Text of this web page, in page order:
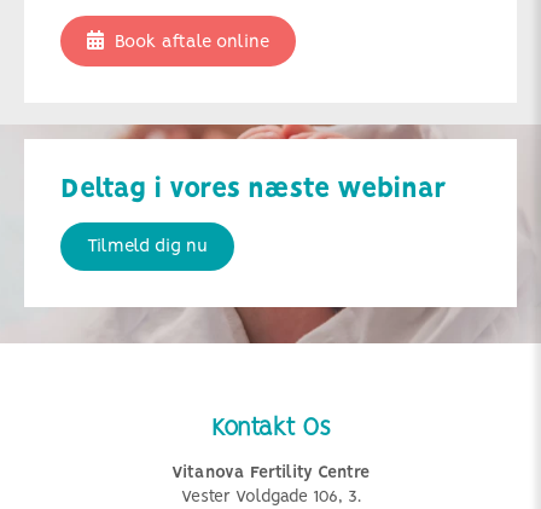
Book aftale online
Deltag i vores næste webinar
Tilmeld dig nu
Kontakt Os
Vitanova Fertility Centre
Vester Voldgade 106, 3.